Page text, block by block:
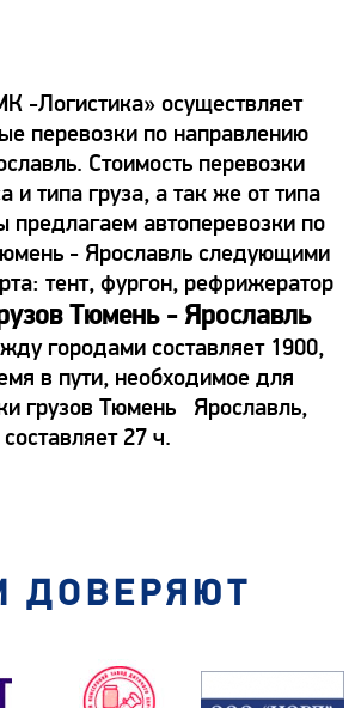
-Логистика» осуществляет
перевозки по направлению
Стоимость перевозки
и типа груза, а так же от типа
предлагаем автоперевозки по
- Ярославль следующими
тент, фургон, рефрижератор
Тюмень - Ярославль
городами составляет 1900,
в пути, необходимое для
грузов Тюмень Ярославль,
составляет 27 ч.
ДОВЕРЯЮТ